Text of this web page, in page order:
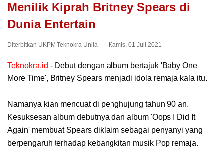
Menilik Kiprah Britney Spears di
Dunia Entertain
Diterbitkan UKPM Teknokra Unila Kamis, 01 Juli 2021
Teknokra.id - Debut dengan album bertajuk 'Baby One
More Time', Britney Spears menjadi idola remaja kala itu.
Namanya kian mencuat di penghujung tahun 90 an.
Kesuksesan album debutnya dan album 'Oops I Did It
Again' membuat Spears diklaim sebagai penyanyi yang
berpengaruh terhadap kebangkitan musik Pop remaja.